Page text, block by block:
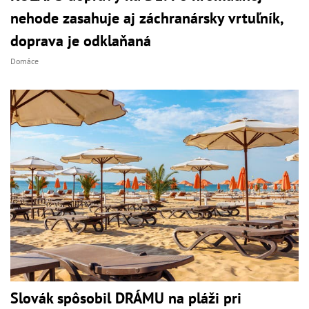
nehode zasahuje aj záchranársky vrtuľník,
doprava je odklaňaná
Domáce
Slovák spôsobil DRÁMU na pláži pri